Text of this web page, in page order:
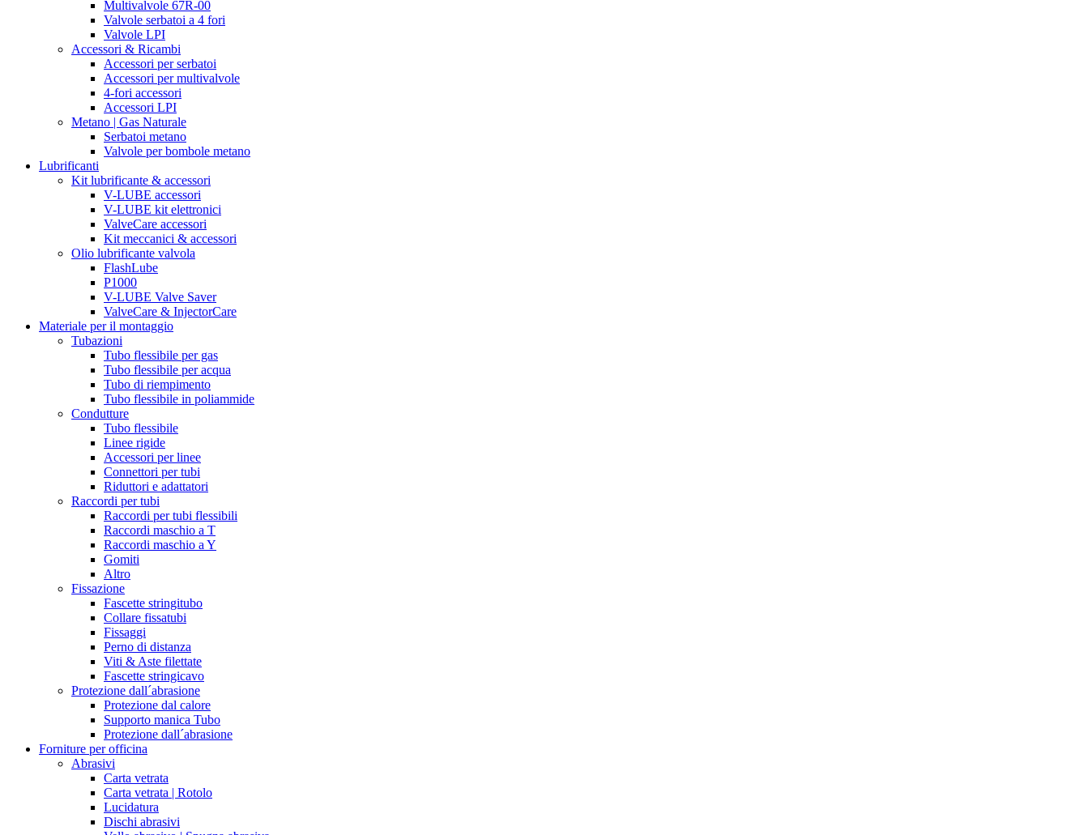
Multivalvole 67R-00
Valvole serbatoi a 4 fori
Valvole LPI
Accessori & Ricambi
Accessori per serbatoi
Accessori per multivalvole
4-fori accessori
Accessori LPI
Metano | Gas Naturale
Serbatoi metano
Valvole per bombole metano
Lubrificanti
Kit lubrificante & accessori
V-LUBE accessori
V-LUBE kit elettronici
ValveCare accessori
Kit meccanici & accessori
Olio lubrificante valvola
FlashLube
P1000
V-LUBE Valve Saver
ValveCare & InjectorCare
Materiale per il montaggio
Tubazioni
Tubo flessibile per gas
Tubo flessibile per acqua
Tubo di riempimento
Tubo flessibile in poliammide
Condutture
Tubo flessibile
Linee rigide
Accessori per linee
Connettori per tubi
Riduttori e adattatori
Raccordi per tubi
Raccordi per tubi flessibili
Raccordi maschio a T
Raccordi maschio a Y
Gomiti
Altro
Fissazione
Fascette stringitubo
Collare fissatubi
Fissaggi
Perno di distanza
Viti & Aste filettate
Fascette stringicavo
Protezione dall´abrasione
Protezione dal calore
Supporto manica Tubo
Protezione dall´abrasione
Forniture per officina
Abrasivi
Carta vetrata
Carta vetrata | Rotolo
Lucidatura
Dischi abrasivi